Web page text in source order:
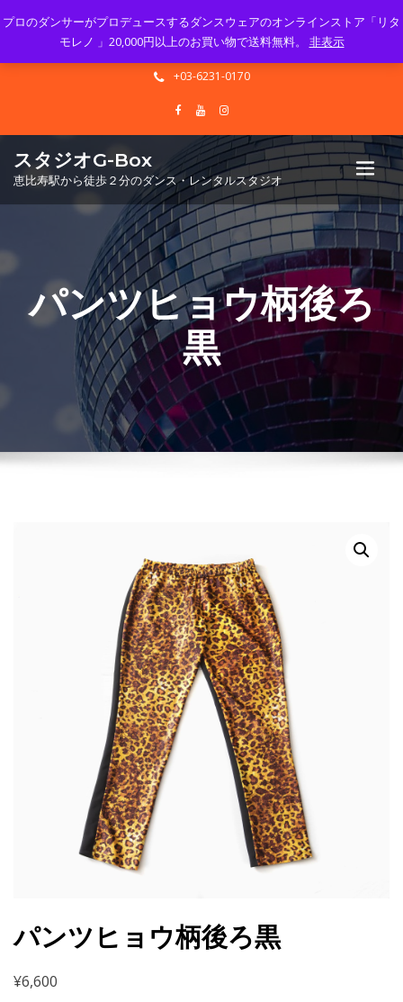
Mon - Sun 10.00 - 23.00
info@gbox-tango.com
+03-6231-0170
スタジオG-Box
恵比寿駅から徒歩２分のダンス・レンタルスタジオ
パンツヒョウ柄後ろ
黒
パンツヒョウ柄後ろ黒
¥6,600
プロのダンサーがプロデュースするダンスウェアのオンラインストア「リタ
モレノ 」20,000円以上のお買い物で送料無料。 非表示